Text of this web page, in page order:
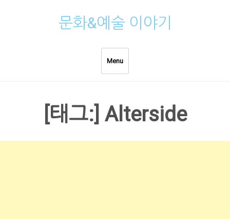
문화&예술 이야기
Menu
[태그:] Alterside